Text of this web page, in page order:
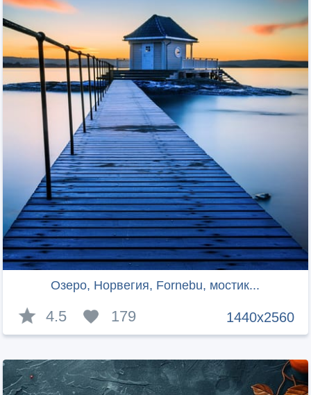
Озеро, Норвегия, Fornebu, мостик...
1440x2560
4.5 179